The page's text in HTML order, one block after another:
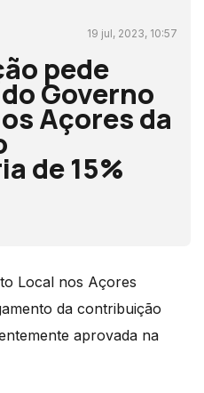
19 jul, 2023, 10:57
pede
Governo
Açores da
de 15%
Local nos Açores
da contribuição
aprovada na